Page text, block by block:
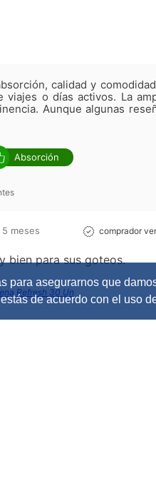
para asegurarnos que
de acuerdo con el uso
calidad y
viajes o días activos. La
Aunque algunas
Absorción
5 meses comprador
bien para sus goteos.
Refresh 30 Un